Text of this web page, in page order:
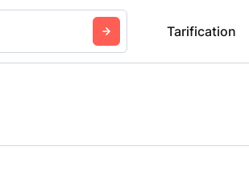
Tarification